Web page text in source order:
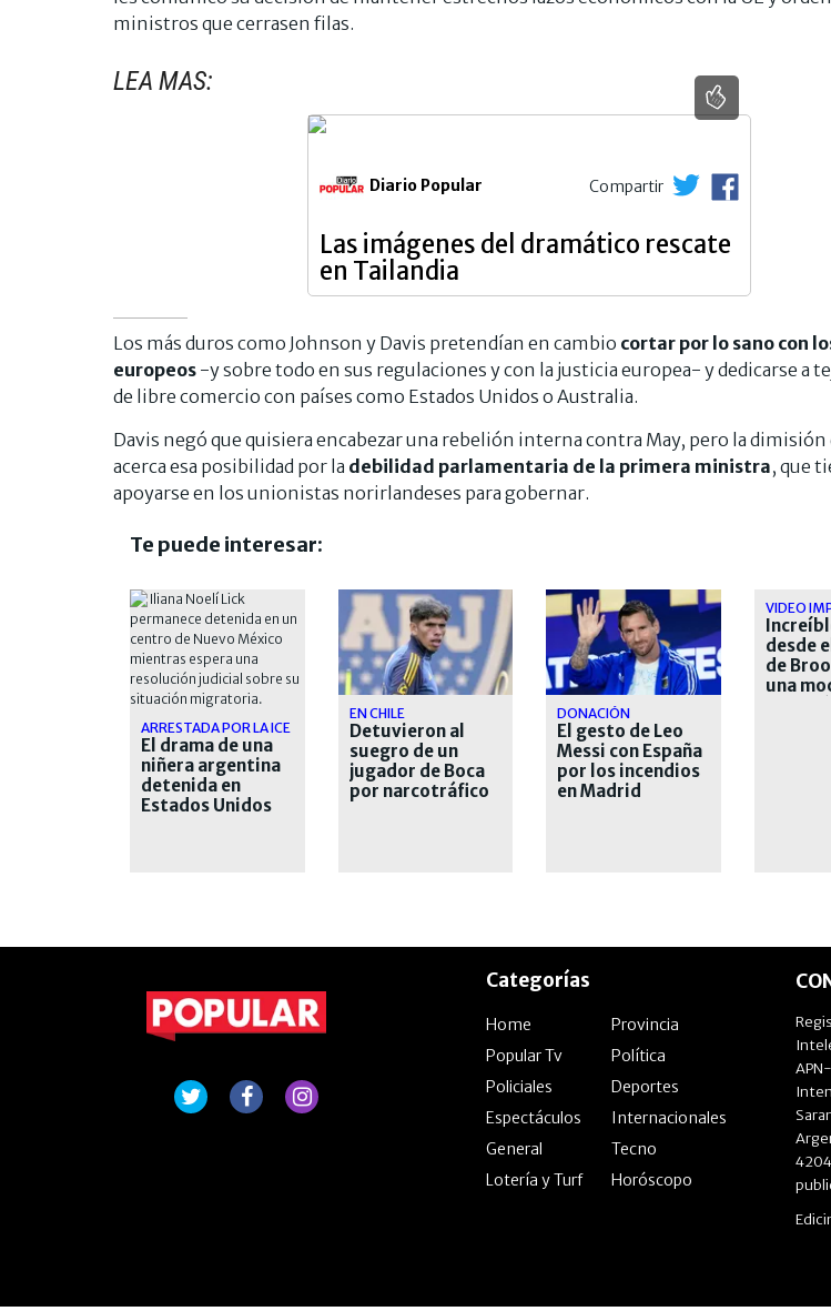
ministros que cerrasen filas.
LEA MAS:
Diario Popular Compartir
Las imágenes del dramático rescate
en Tailandia
Los más duros como Johnson y Davis pretendían en cambio cortar por lo sano con
europeos -y sobre todo en sus regulaciones y con la justicia europea- y dedicarse a
de libre comercio con países como Estados Unidos o Australia.
Davis negó que quisiera encabezar una rebelión interna contra May, pero la dimisión
acerca esa posibilidad por la debilidad parlamentaria de la primera ministra, que
apoyarse en los unionistas norirlandeses para gobernar.
Te puede interesar:
ARRESTADA POR LA ICE
El drama de una
niñera argentina
detenida en
Estados Unidos
EN CHILE
Detuvieron al
suegro de un
jugador de Boca
por narcotráfico
DONACIÓN
El gesto de Leo
Messi con España
por los incendios
en Madrid
VIDEO
desde
de
una
Categorías
Home
Provincia
Popular Tv
Política
Policiales
Deportes
Espectáculos
Internacionales
General
Tecno
Lotería y Turf
Horóscopo